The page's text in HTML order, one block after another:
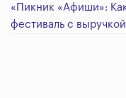
«Пикник «Афиши»:
фестиваль с